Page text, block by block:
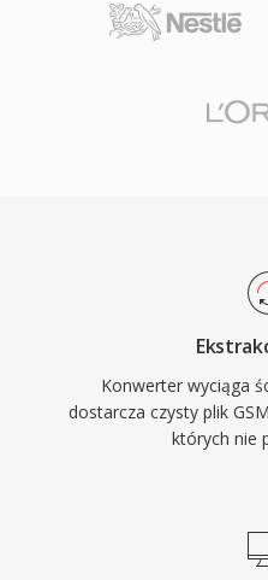
Konwerter wyciąga
dostarcza czysty plik
których nie